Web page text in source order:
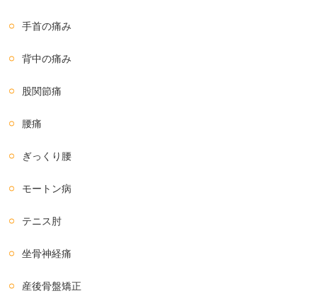
手首の痛み
背中の痛み
股関節痛
腰痛
ぎっくり腰
モートン病
テニス肘
坐骨神経痛
産後骨盤矯正